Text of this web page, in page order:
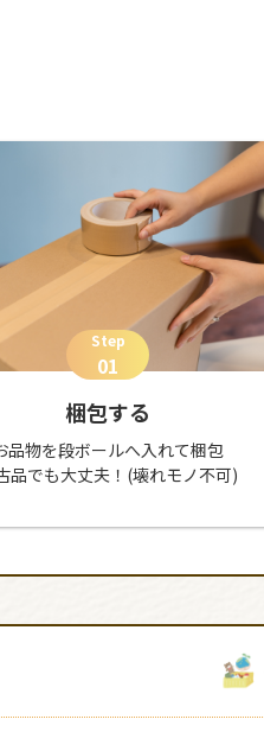
Step
01
梱包する
品物を段ボールへ入れて梱包
品でも大丈夫！(壊れモノ不可)